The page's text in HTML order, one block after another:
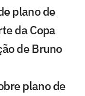
plano de
da Copa
de Bruno
plano de